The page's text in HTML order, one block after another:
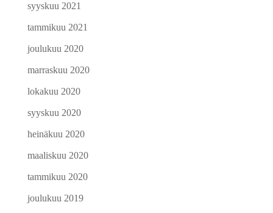
syyskuu 2021
tammikuu 2021
joulukuu 2020
marraskuu 2020
lokakuu 2020
syyskuu 2020
heinäkuu 2020
maaliskuu 2020
tammikuu 2020
joulukuu 2019